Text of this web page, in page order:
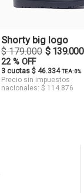
Shorty big logo
$ 179.000 $ 139.000
22 % OFF
3 cuotas $ 46.334TEA: 0%
Precio sin impuestos
nacionales: $ 114.876